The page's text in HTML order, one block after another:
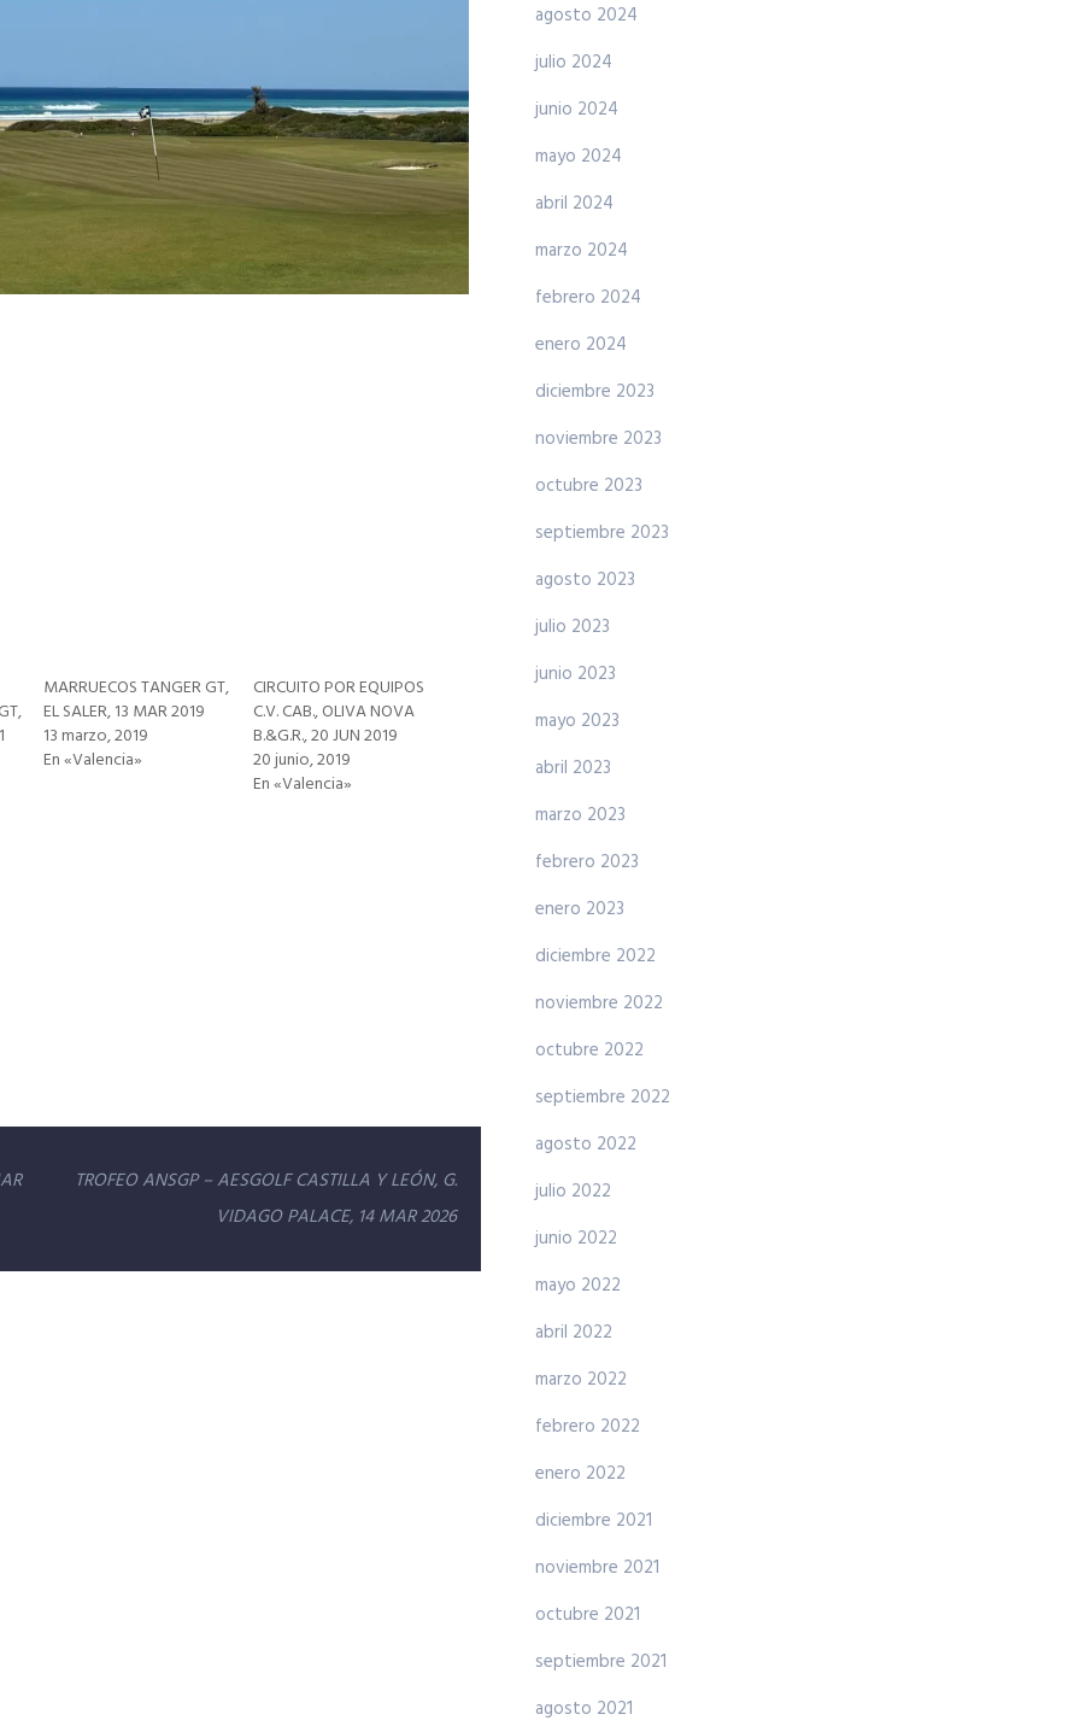
MARRUECOS TANGER GT,
EL SALER, 13 MAR 2019
13 marzo, 2019
En «Valencia»
CIRCUITO POR EQUIPOS
C.V. CAB., OLIVA NOVA
B.&G.R., 20 JUN 2019
20 junio, 2019
En «Valencia»
TROFEO ANSGP – AESGOLF CASTILLA Y LEÓN, G.
VIDAGO PALACE, 14 MAR 2026
agosto 2024
julio 2024
junio 2024
mayo 2024
abril 2024
marzo 2024
febrero 2024
enero 2024
diciembre 2023
noviembre 2023
octubre 2023
septiembre 2023
agosto 2023
julio 2023
junio 2023
mayo 2023
abril 2023
marzo 2023
febrero 2023
enero 2023
diciembre 2022
noviembre 2022
octubre 2022
septiembre 2022
agosto 2022
julio 2022
junio 2022
mayo 2022
abril 2022
marzo 2022
febrero 2022
enero 2022
diciembre 2021
noviembre 2021
octubre 2021
septiembre 2021
agosto 2021